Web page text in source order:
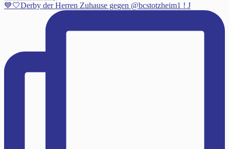
💙🤍Derby der Herren Zuhause gegen @bcstotzheim1 ! J